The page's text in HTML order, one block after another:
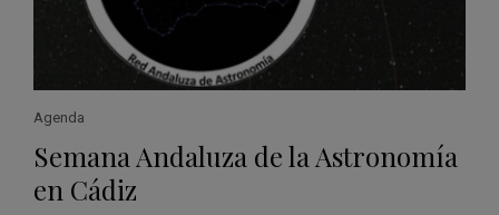
Agenda
Semana Andaluza de la Astronomía
en Cádiz